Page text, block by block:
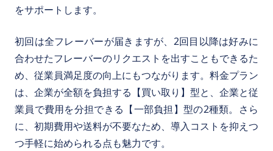
をサポートします。
初回は全フレーバーが届きますが、2回目以降は好みに
合わせたフレーバーのリクエストを出すこともできるた
め、従業員満足度の向上にもつながります。料金プラン
は、企業が全額を負担する【買い取り】型と、企業と従
業員で費用を分担できる【一部負担】型の2種類。さら
に、初期費用や送料が不要なため、導入コストを抑えつ
つ手軽に始められる点も魅力です。